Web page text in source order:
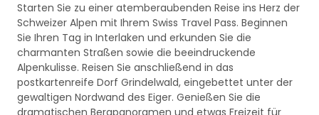
Starten Sie zu einer atemberaubenden Reise ins Herz der
Schweizer Alpen mit Ihrem Swiss Travel Pass. Beginnen
Sie Ihren Tag in Interlaken und erkunden Sie die
charmanten Straßen sowie die beeindruckende
Alpenkulisse. Reisen Sie anschließend in das
postkartenreife Dorf Grindelwald, eingebettet unter der
gewaltigen Nordwand des Eiger. Genießen Sie die
dramatischen Bergpanoramen und etwas Freizeit für